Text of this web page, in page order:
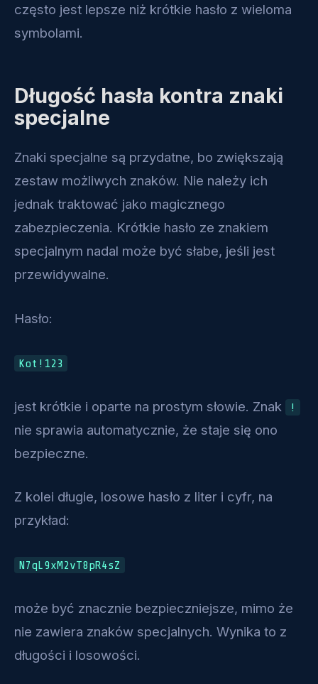
często jest lepsze niż krótkie hasło z wieloma
symbolami.
Długość hasła kontra znaki
specjalne
Znaki specjalne są przydatne, bo zwiększają
zestaw możliwych znaków. Nie należy ich
jednak traktować jako magicznego
zabezpieczenia. Krótkie hasło ze znakiem
specjalnym nadal może być słabe, jeśli jest
przewidywalne.
Hasło:
Kot!123
jest krótkie i oparte na prostym słowie. Znak !
nie sprawia automatycznie, że staje się ono
bezpieczne.
Z kolei długie, losowe hasło z liter i cyfr, na
przykład:
N7qL9xM2vT8pR4sZ
może być znacznie bezpieczniejsze, mimo że
nie zawiera znaków specjalnych. Wynika to z
długości i losowości.